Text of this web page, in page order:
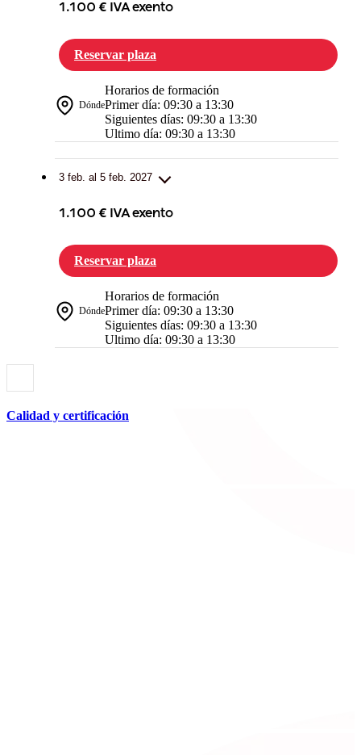
1.100 € IVA exento
Reservar plaza
Dónde
Horarios de formación
Primer día: 09:30 a 13:30
Siguientes días: 09:30 a 13:30
Ultimo día: 09:30 a 13:30
3 feb. al 5 feb. 2027
1.100 € IVA exento
Reservar plaza
Dónde
Horarios de formación
Primer día: 09:30 a 13:30
Siguientes días: 09:30 a 13:30
Ultimo día: 09:30 a 13:30
Calidad y certificación